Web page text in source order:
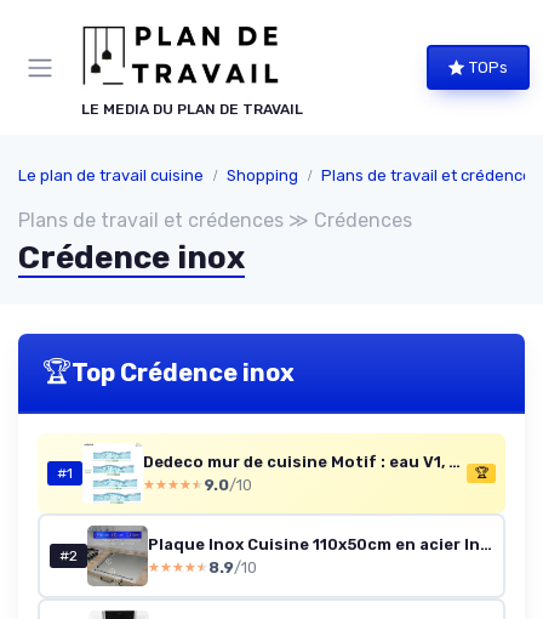
LE MEDIA DU PLAN DE TRAVAIL
TOPs
Le plan de travail cuisine Shopping Plans de travail et crédences
Plans de travail et crédences ≫ Crédences
Crédence inox
🏆Top Crédence inox
#1
Dedeco mur de cuisine Motif : eau V1, 240 x 60 cm, plaque en aluminium de 3 mm, vernis UV brillant, comme protection contre les éclaboussures protection murale, effet 3D, tous supports 240 x 60 cm Aluminium
★★★★★
★★★★★ 9.0/10
🏆
#2
Plaque Inox Cuisine 110x50cm en acier Inoxydable, Planche a decouper inox différentes tailles pour Cuisine, Bar, Restaurant Planche à Pétrir Inox pour Pain et Pizza(Hauteur 2cm)
★★★★★
★★★★★ 8.9/10